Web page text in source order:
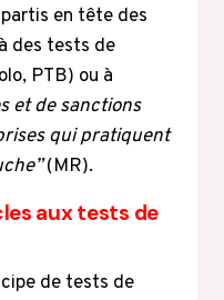
partis en tête des
des tests de
PTB) ou à
et de sanctions
qui pratiquent
(MR).
aux tests de
de tests de